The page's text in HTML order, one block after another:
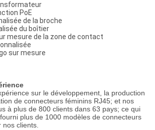
PoE
de la broche
du boîtier
mesure de la zone de contact
sur mesure
sur le développement, la production
de connecteurs féminins RJ45; et nos
à plus de 800 clients dans 63 pays; ce qui
plus de 1000 modèles de connecteurs
nos clients.